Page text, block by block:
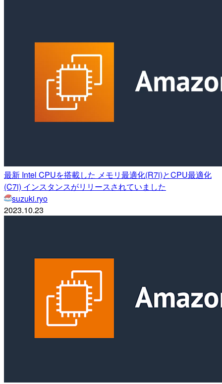
最新 Intel CPUを搭載した メモリ最適化(R7i)とCPU最適化
(C7i) インスタンスがリリースされていました
suzuki.ryo
2023.10.23